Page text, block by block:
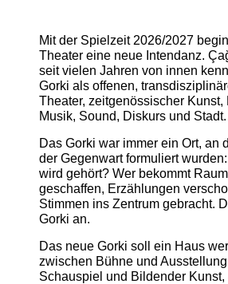
Mit der Spielzeit 2026/2027
Theater eine neue Intendanz.
seit vielen Jahren von innen
Gorki als offenen,
Theater, zeitgenössischer Kunst,
Musik, Sound, Diskurs und Stadt.
Das Gorki war immer ein Ort, an
der Gegenwart formuliert
wird gehört? Wer bekommt
geschaffen, Erzählungen
Stimmen ins Zentrum gebracht.
Gorki an.
Das neue Gorki soll ein Haus
zwischen Bühne und
Schauspiel und Bildender